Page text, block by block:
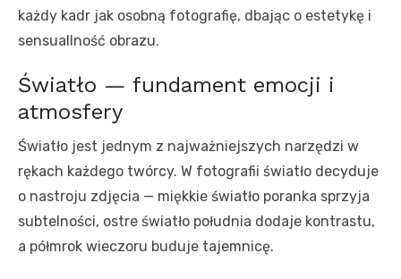
każdy kadr jak osobną fotografię, dbając o estetykę i
sensuallność obrazu.
Światło — fundament emocji i
atmosfery
Światło jest jednym z najważniejszych narzędzi w
rękach każdego twórcy. W fotografii światło decyduje
o nastroju zdjęcia — miękkie światło poranka sprzyja
subtelności, ostre światło południa dodaje kontrastu,
a półmrok wieczoru buduje tajemnicę.